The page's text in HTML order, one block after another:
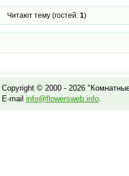
Читают тему (гостей: 1)
Copyright © 2000 - 2026
E-mail info@flowersweb.info.